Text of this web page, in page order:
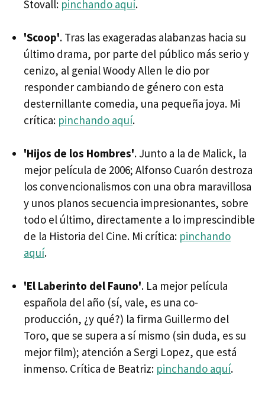
Stovall: pinchando aquí.
'Scoop'. Tras las exageradas alabanzas hacia su
último drama, por parte del público más serio y
cenizo, al genial Woody Allen le dio por
responder cambiando de género con esta
desternillante comedia, una pequeña joya. Mi
crítica: pinchando aquí.
'Hijos de los Hombres'. Junto a la de Malick, la
mejor película de 2006; Alfonso Cuarón destroza
los convencionalismos con una obra maravillosa
y unos planos secuencia impresionantes, sobre
todo el último, directamente a lo imprescindible
de la Historia del Cine. Mi crítica: pinchando
aquí.
'El Laberinto del Fauno'. La mejor película
española del año (sí, vale, es una co-
producción, ¿y qué?) la firma Guillermo del
Toro, que se supera a sí mismo (sin duda, es su
mejor film); atención a Sergi Lopez, que está
inmenso. Crítica de Beatriz: pinchando aquí.